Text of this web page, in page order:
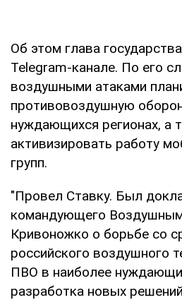
Об этом глава государства
Telegram-канале. По его
воздушными атаками
противовоздушную
нуждающихся регионах, а
активизировать работу
групп.
"Провел Ставку. Был
командующего
Кривоножко о борьбе со
российского воздушного
ПВО в наиболее
разработка новых